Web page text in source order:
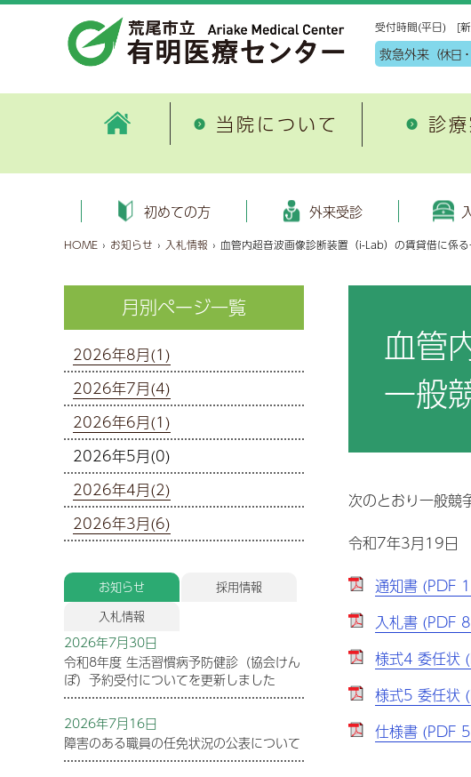
受付時間(平日) [
救急外来 （休日
当院について
ごあいさつ
病院概要
数字で見る荒尾市立 有明医療
センター
厚生労働大臣の定める掲示事項
施設の指定状況
病院機能評価
災害拠点病院
紹介受診重点医療機関
周産期医療
研修制度・育成
基幹形臨床研修病院
奨学金貸付制度
受託実習生受入れ
患者の権利と
公立病院経
診療情報提供
個人情報保護
DPC対象病院
医療従事者の
改善の取り組
身体的拘束の
針
関する説明・
入院患者面会
施状況
荒尾市立有明
Instagram（
ム）運用方針
診
初めての方へ
外来受診のご案内
資格確認について
（医療DX推進体制整備加算）
選定療養費について
新興感染症について
外来診療担当医表
救急外来
小児時間外診療
禁煙外来
感染症予防投与について
化学療法を受けられている患者
入院の手続き
入院生活準備
入院費用につ
お見舞いにつ
お見舞いメー
外科 循環器内科
消化器内科・消化器病センター
糖尿病・内分
呼吸器内科
画像診断・治療科
麻酔科
緩和ケア内科
眼科
歯科口腔外科
リハビリテーション技術科
検
薬
健康管理センター施設案内
健診コース
特定健診・特定保健指導
特定健診保健指導とは
申込みから当
オプション検
健
過去の公開講
患者サポート・医療連携室ご紹
介
有明地域医療連携合同研修会
セカンドオピニオン
地域医療支援
入退院支援
地域医療連携
初めての方 外来受診
HOME › お知らせ › 入札情報 › 血管内超音波画像診断装置（i-Lab）の賃貸借に係
月別ページ一覧
2026年8月(1)
2026年7月(4)
2026年6月(1)
2026年5月(0)
2026年4月(2)
2026年3月(6)
お知らせ
採用情報
入札情報
2026年7月30日
令和8年度 生活習慣病予防健診（協会けん
ぽ）予約受付についてを更新しました
2026年7月16日
障害のある職員の任免状況の公表について
血管
一般
次のとおり一般競
令和7年3月19日
通知書 (PDF
入札書 (PDF
様式4 委任状
様式5 委任状
仕様書 (PDF